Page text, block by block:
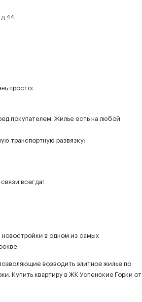
44.
просто:
покупателем. Жилье есть на любой
транспортную развязку;
всегда!
новостройки в одном из самых
возводить элитное жилье по
Купить квартиру в ЖК Успенские Горки от